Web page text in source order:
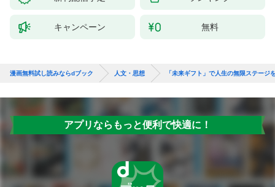
キャンペーン 無料
漫画無料試し読みならdブック 人文・思想 「未来ギフト」で人生の無限ステージ
アプリならもっと便利で快適に！